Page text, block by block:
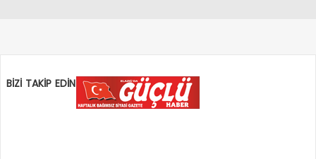
BİZİ TAKİP EDİN